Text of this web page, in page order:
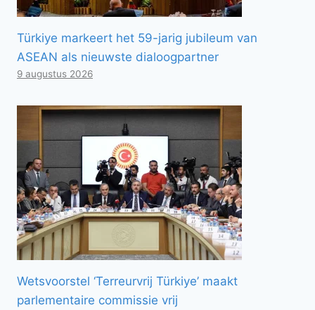
Türkiye markeert het 59-jarig jubileum van
ASEAN als nieuwste dialoogpartner
9 augustus 2026
Wetsvoorstel ‘Terreurvrij Türkiye’ maakt
parlementaire commissie vrij